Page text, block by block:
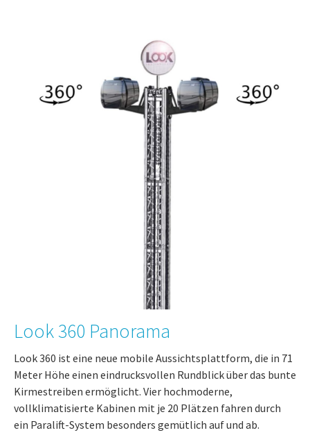
Look 360 Panorama
Look 360 ist eine neue mobile Aussichtsplattform, die in 71
Meter Höhe einen eindrucksvollen Rundblick über das bunte
Kirmestreiben ermöglicht. Vier hochmoderne,
vollklimatisierte Kabinen mit je 20 Plätzen fahren durch
ein Paralift-System besonders gemütlich auf und ab.